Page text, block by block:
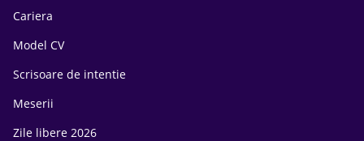
Cariera
Model CV
Scrisoare de intentie
Meserii
Zile libere 2026